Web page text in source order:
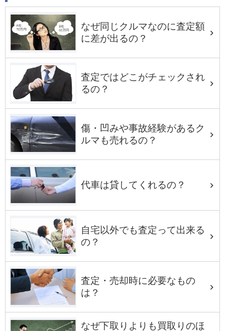
なぜ同じクルマなのに査定額
に差が出るの？
査定ではどこがチェックされ
るの？
傷・凹みや事故経験があるク
ルマも売れるの？
代車は貸してくれるの？
自宅以外でも査定って出来る
の？
査定・売却時に必要なもの
は？
なぜ下取りよりも買取りのほ